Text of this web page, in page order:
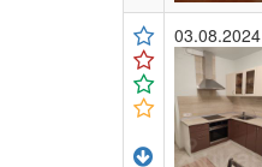
03.08.2024